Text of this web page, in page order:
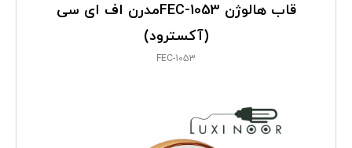
قاب هالوژن FEC-1053مدرن اف ای سی
(آکسترود)
FEC-1053